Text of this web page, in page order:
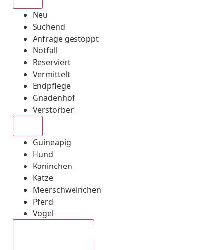
Neu
Suchend
Anfrage gestoppt
Notfall
Reserviert
Vermittelt
Endpflege
Gnadenhof
Verstorben
Guineapig
Hund
Kaninchen
Katze
Meerschweinchen
Pferd
Vogel